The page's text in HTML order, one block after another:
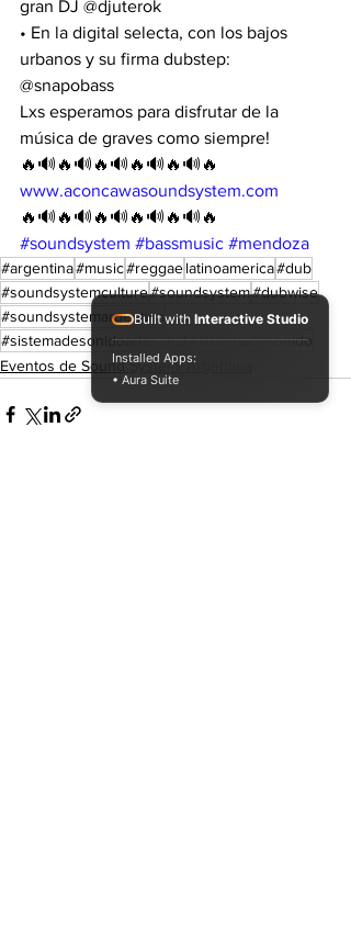
gran DJ @djuterok
• En la digital selecta, con los bajos
urbanos y su firma dubstep:
@snapobass
Lxs esperamos para disfrutar de la
música de graves como siempre!
🔥🔊🔥🔊🔥🔊🔥🔊🔥🔊🔥
www.aconcawasoundsystem.com
🔥🔊🔥🔊🔥🔊🔥🔊🔥🔊🔥
#soundsystem #bassmusic #mendoza
#argentina#music#reggaelatinoamerica#dub
#soundsystemculture#soundsystem#dubwise
#soundsystemargentina
#sistemadesonidoartesanal#sistemadesonido
Eventos de Sound System. Argentina
Built with Interactive Studio
Installed Apps:
• Aura Suite